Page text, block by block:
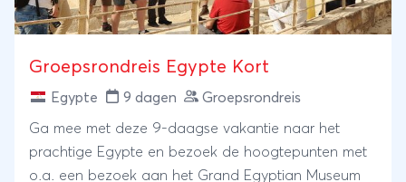
Groepsrondreis Egypte Kort
Egypte 9 dagen Groepsrondreis
Ga mee met deze 9-daagse vakantie naar het
prachtige Egypte en bezoek de hoogtepunten met
o.a. een bezoek aan het Grand Egyptian Museum